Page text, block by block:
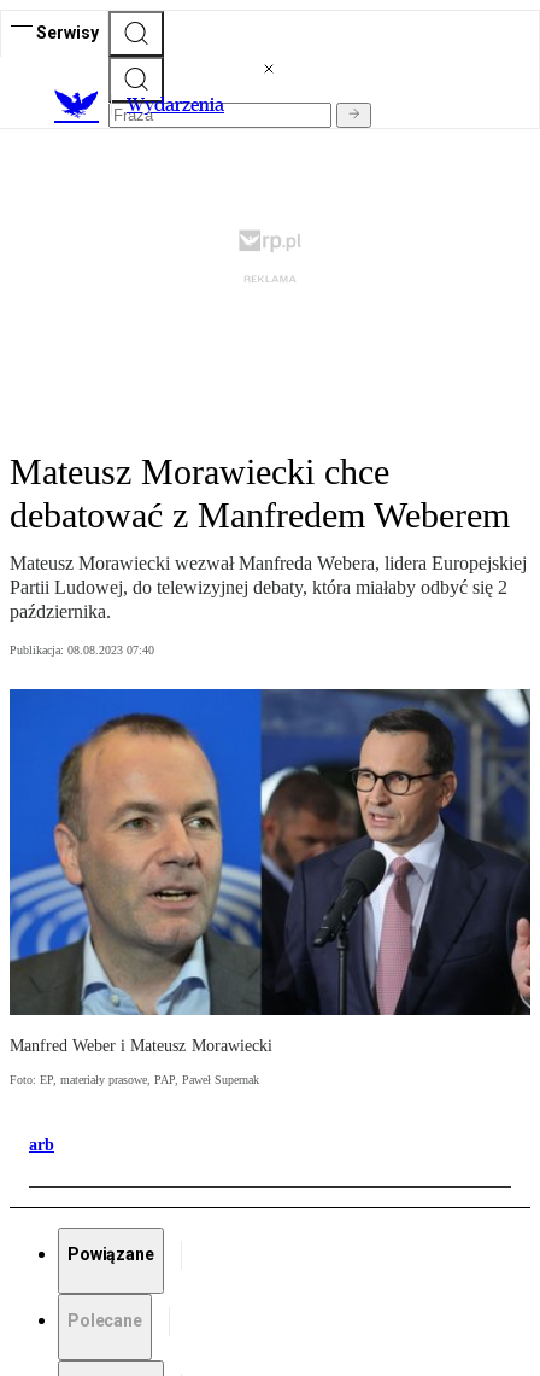
Serwisy
Wydarzenia
Mateusz Morawiecki chce
debatować z Manfredem Weberem
Mateusz Morawiecki wezwał Manfreda Webera, lidera Europejskiej
Partii Ludowej, do telewizyjnej debaty, która miałaby odbyć się 2
października.
Publikacja: 08.08.2023 07:40
Manfred Weber i Mateusz Morawiecki
Foto: EP, materiały prasowe, PAP, Paweł Supernak
arb
Powiązane
Polecane